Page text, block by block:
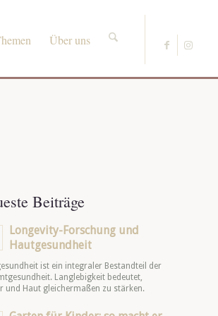
Über uns
Beiträge
Longevity-Forschung und
Hautgesundheit
ist ein integraler Bestandteil der
Langlebigkeit bedeutet,
und Haut gleichermaßen zu stärken.